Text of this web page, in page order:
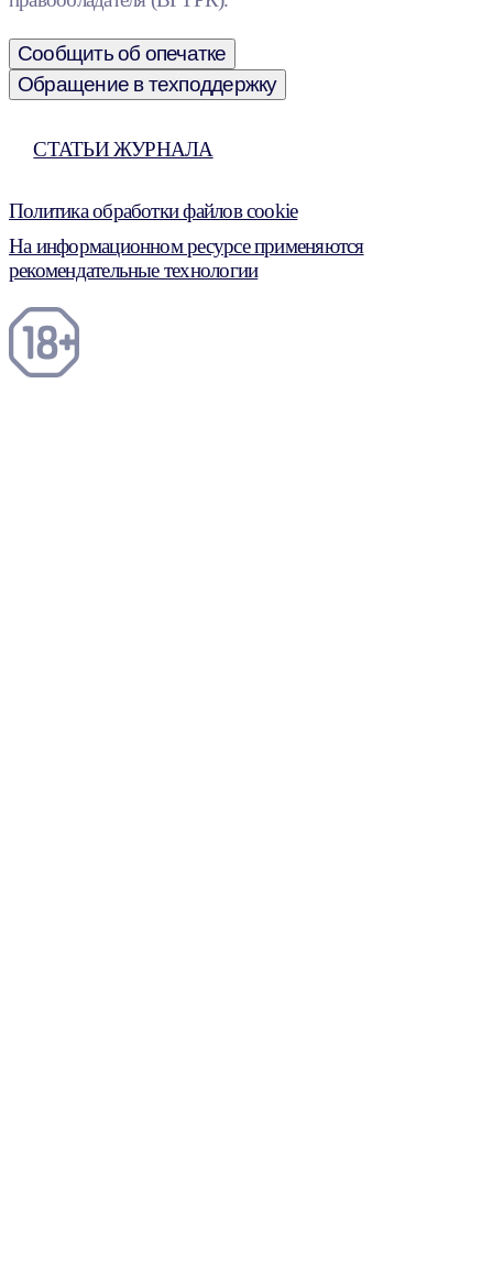
Сообщить об опечатке
Обращение в техподдержку
СТАТЬИ ЖУРНАЛА
Политика обработки файлов cookie
На информационном ресурсе применяются
рекомендательные технологии